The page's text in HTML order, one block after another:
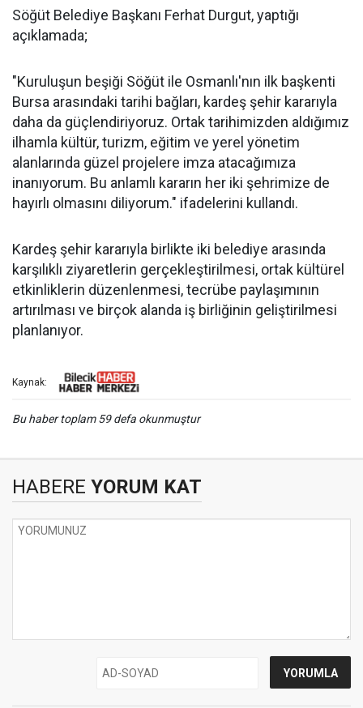
Söğüt Belediye Başkanı Ferhat Durgut, yaptığı
açıklamada;
"Kuruluşun beşiği Söğüt ile Osmanlı'nın ilk başkenti
Bursa arasındaki tarihi bağları, kardeş şehir kararıyla
daha da güçlendiriyoruz. Ortak tarihimizden aldığımız
ilhamla kültür, turizm, eğitim ve yerel yönetim
alanlarında güzel projelere imza atacağımıza
inanıyorum. Bu anlamlı kararın her iki şehrimize de
hayırlı olmasını diliyorum." ifadelerini kullandı.
Kardeş şehir kararıyla birlikte iki belediye arasında
karşılıklı ziyaretlerin gerçekleştirilmesi, ortak kültürel
etkinliklerin düzenlenmesi, tecrübe paylaşımının
artırılması ve birçok alanda iş birliğinin geliştirilmesi
planlanıyor.
Kaynak:
Bu haber toplam 59 defa okunmuştur
HABERE YORUM KAT